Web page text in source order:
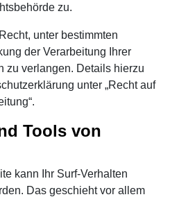
zu.
unter bestimmten
der Verarbeitung Ihrer
zu verlangen. Details hierzu
unter „Recht auf
Tools von
kann Ihr Surf-Verhalten
Das geschieht vor allem